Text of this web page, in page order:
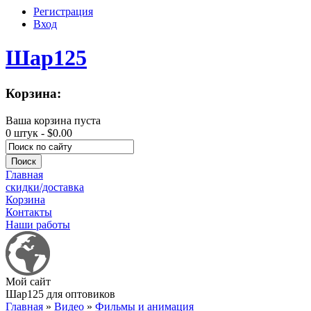
Регистрация
Вход
Шар125
Корзина:
Ваша корзина пуста
0 штук - $0.00
Главная
скидки/доставка
Корзина
Контакты
Наши работы
Мой сайт
Шар125 для оптовиков
Главная » Видео » Фильмы и анимация